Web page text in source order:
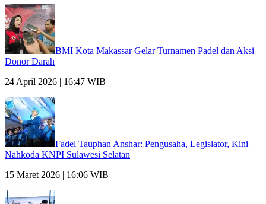
BMI Kota Makassar Gelar Turnamen Padel dan Aksi
Donor Darah
24 April 2026 | 16:47 WIB
Fadel Tauphan Anshar: Pengusaha, Legislator, Kini
Nahkoda KNPI Sulawesi Selatan
15 Maret 2026 | 16:06 WIB